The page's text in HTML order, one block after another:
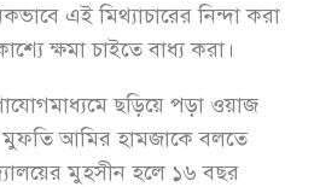
এই মিথ্যাচারের নিন্দা করা
ক্ষমা চাইতে বাধ্য করা।
ছড়িয়ে পড়া ওয়াজ
আমির হামজাকে বলতে
মুহসীন হলে ১৬ বছর